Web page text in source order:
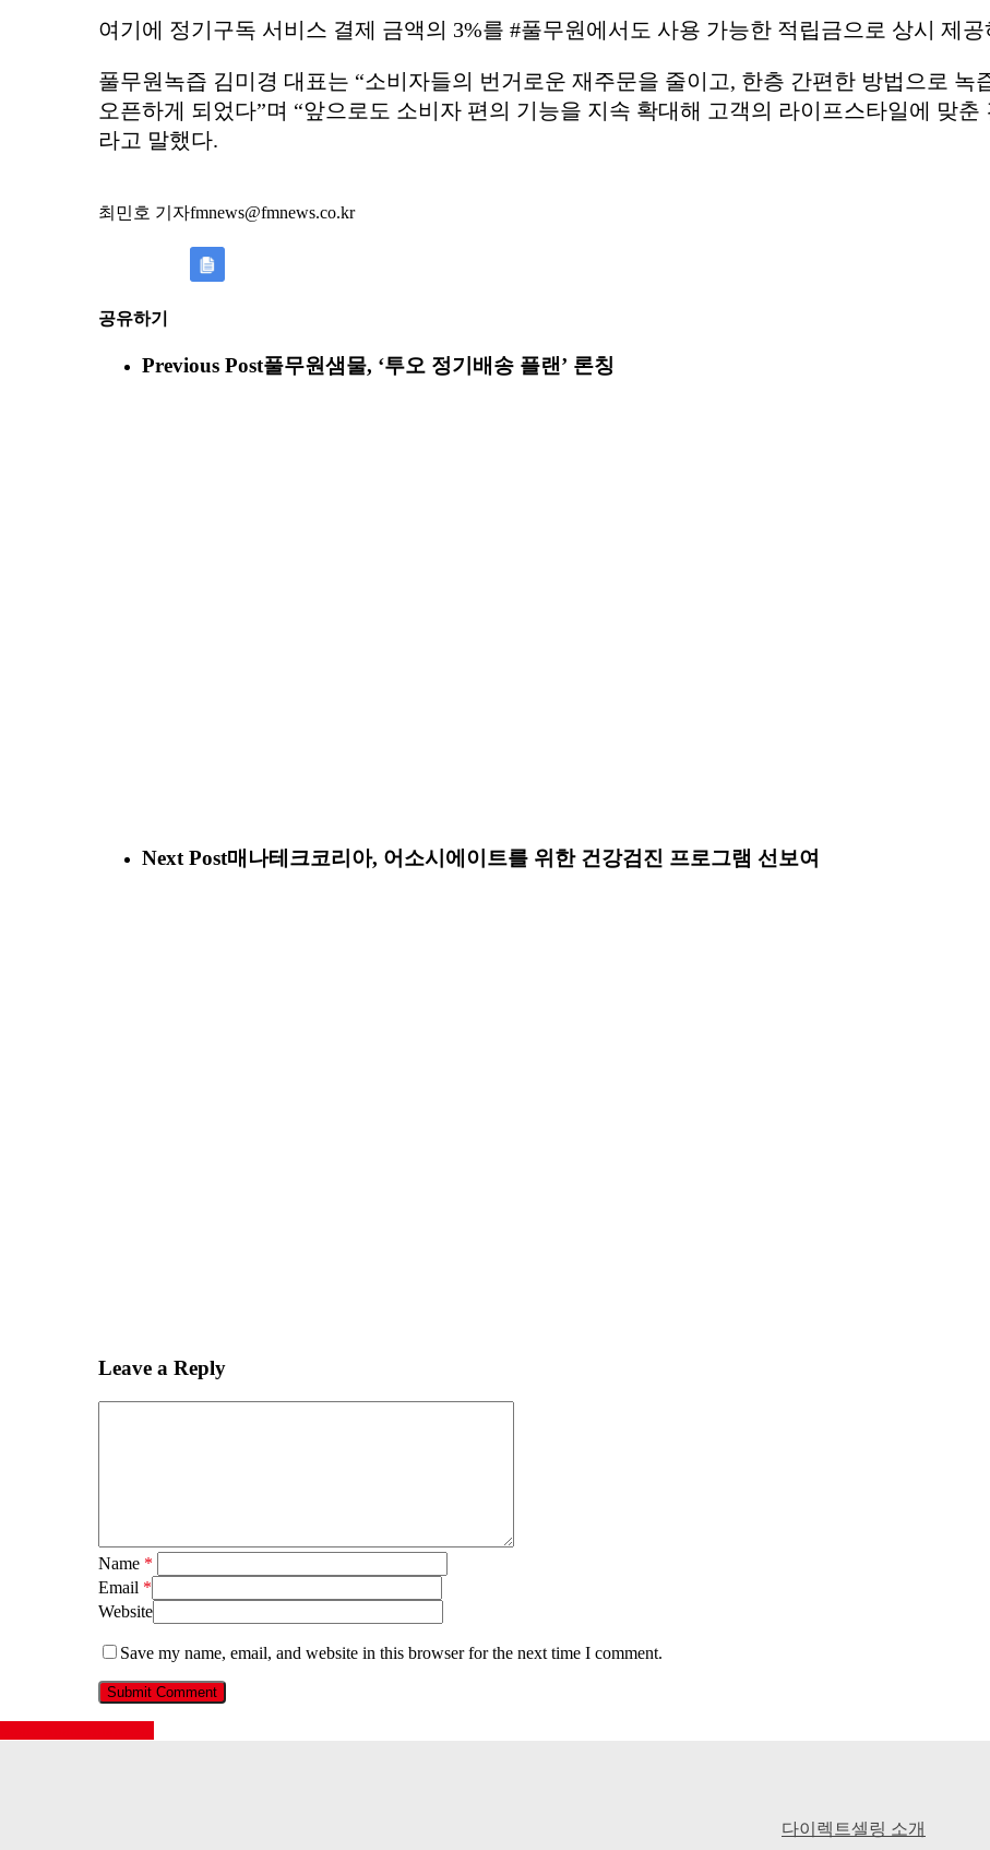
여기에 정기구독 서비스 결제 금액의 3%를 #풀무원에서도 사용 가능한 적립금으로 상시 제
풀무원녹즙 김미경 대표는 “소비자들의 번거로운 재주문을 줄이고, 한층 간편한 방법으로
오픈하게 되었다”며 “앞으로도 소비자 편의 기능을 지속 확대해 고객의 라이프스타일에 맞
라고 말했다.
최민호 기자fmnews@fmnews.co.kr
공유하기
Previous Post풀무원샘물, ‘투오 정기배송 플랜’ 론칭
Next Post매나테크코리아, 어소시에이트를 위한 건강검진 프로그램 선보여
Leave a Reply
Name *
Email *
Website
Save my name, email, and website in this browser for the next time I comment.
다이렉트셀링 소개